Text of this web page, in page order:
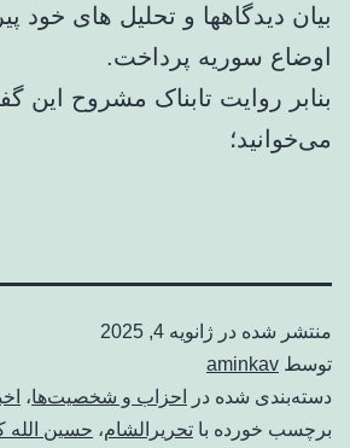
بیان دیدگاهها و تحلیل های خود
اوضاع سوریه پرداخت.
بنابر روایت تابناک مشروح این
می‌خوانید؛
منتشر شده در ژانویه 4, 2025
توسط aminkav
دسته‌بندی شده در
احزاب و شخصیت‌ها،
برچسب خورده با تحریرالشام، حسین الله